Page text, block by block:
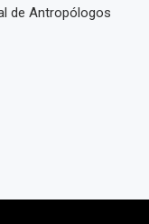
de Antropólogos